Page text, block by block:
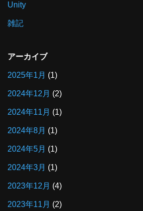
Unity
雑記
アーカイブ
2025年1月 (1)
2024年12月 (2)
2024年11月 (1)
2024年8月 (1)
2024年5月 (1)
2024年3月 (1)
2023年12月 (4)
2023年11月 (2)